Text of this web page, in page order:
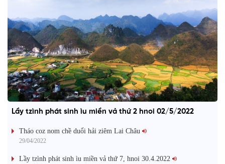
Lầy tzình phát sinh ìu miền vả thứ 2 hnoi 02/5/2022
Tháo coz nom chề duổi hải ziêm Lai Châu
29/04/2022
Lầy tzình phát sinh ìu miền vả thứ 7, hnoi 30.4.2022